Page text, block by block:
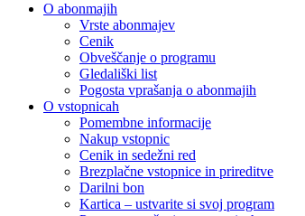
O abonmajih
Vrste abonmajev
Cenik
Obveščanje o programu
Gledališki list
Pogosta vprašanja o abonmajih
O vstopnicah
Pomembne informacije
Nakup vstopnic
Cenik in sedežni red
Brezplačne vstopnice in prireditve
Darilni bon
Kartica – ustvarite si svoj program